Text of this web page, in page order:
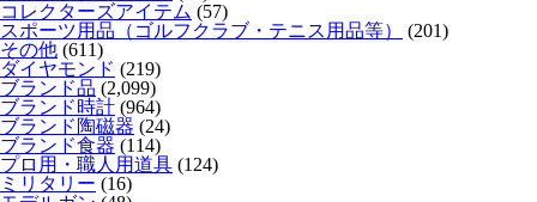
コレクターズアイテム (57)
スポーツ用品（ゴルフクラブ・テニス用品等）
(201)
その他 (611)
ダイヤモンド (219)
ブランド品 (2,099)
ブランド時計 (964)
ブランド陶磁器 (24)
ブランド食器 (114)
プロ用・職人用道具 (124)
ミリタリー (16)